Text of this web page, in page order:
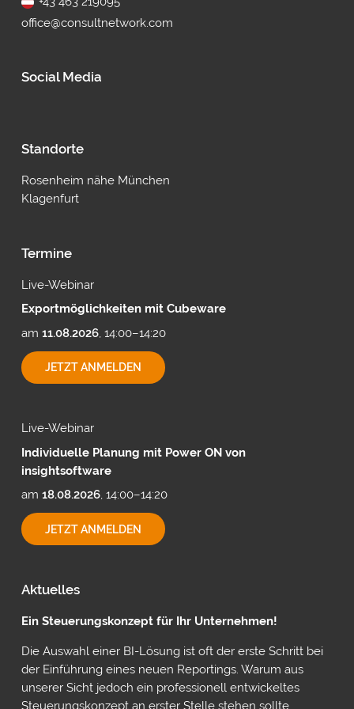
office@consultnetwork.com
Social Media
Standorte
Rosenheim nähe München
Klagenfurt
Termine
Live-Webinar
Exportmöglichkeiten mit Cubeware
am 11.08.2026, 14:00–14:20
JETZT ANMELDENEXPORTMÖGLICHKEITEN
MIT
Live-Webinar
Individuelle Planung mit Power ON von
insightsoftware
am 18.08.2026, 14:00–14:20
JETZT ANMELDENINDIVIDUELLE
PLANUNG
Aktuelles
Ein Steuerungskonzept für Ihr Unternehmen!
Die Auswahl einer BI-Lösung ist oft der erste Schritt bei
der Einführung eines neuen Reportings. Warum aus
unserer Sicht jedoch ein professionell entwickeltes